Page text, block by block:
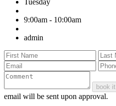
Tuesday
9:00am - 10:00am
admin
book it
email will be sent upon approval.